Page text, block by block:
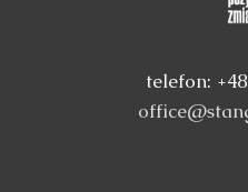
telefon: